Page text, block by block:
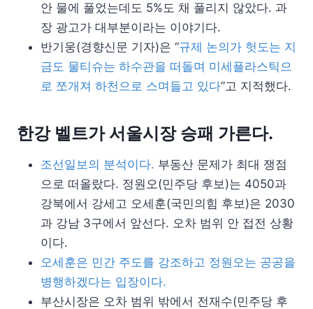
안 물에 풀었는데도 5%도 채 풀리지 않았다. 과
장 광고가 대부분이라는 이야기다.
반기웅(경향신문 기자)은 “규제 논의가 헛도는 지
금도 물티슈는 하수관을 떠돌며 미세플라스틱으
로 쪼개져 하천으로 스며들고 있다”고 지적했다.
한강 벨트가 서울시장 승패 가른다.
조선일보의 분석이다. 부동산 문제가 최대 쟁점
으로 떠올랐다. 정원오(민주당 후보)는 4050과
강북에서 강세고 오세훈(국민의힘 후보)은 2030
과 강남 3구에서 앞선다. 오차 범위 안 접전 상황
이다.
오세훈은 민간 주도를 강조하고 정원오는 공공을
병행하겠다는 입장이다.
부산시장은 오차 범위 밖에서 전재수(민주당 후